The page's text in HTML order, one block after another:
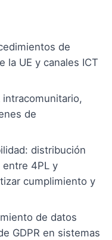
de
la UE y canales ICT
intracomunitario,
de
distribución
entre 4PL y
cumplimiento y
de datos
GDPR en sistemas